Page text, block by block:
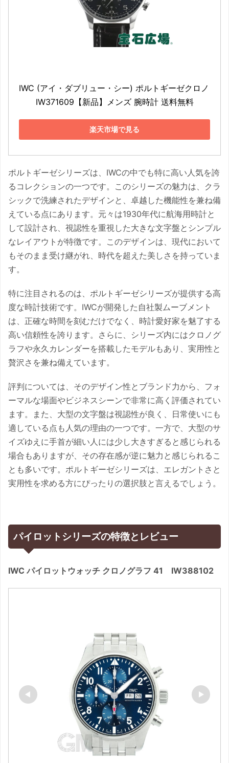
IWC (アイ・ダブリュー・シー) ポルトギーゼクロノ
IW371609【新品】メンズ 腕時計 送料無料
楽天市場で見る
ポルトギーゼシリーズは、IWCの中でも特に高い人気を誇
るコレクションの一つです。このシリーズの魅力は、クラ
シックで洗練されたデザインと、卓越した機能性を兼ね備
えている点にあります。元々は1930年代に航海用時計と
して設計され、視認性を重視した大きな文字盤とシンプル
なレイアウトが特徴です。このデザインは、現代において
もそのまま受け継がれ、時代を超えた美しさを持っていま
す。
特に注目されるのは、ポルトギーゼシリーズが提供する高
度な時計技術です。IWCが開発した自社製ムーブメント
は、正確な時間を刻むだけでなく、時計愛好家を魅了する
高い信頼性を誇ります。さらに、シリーズ内にはクロノグ
ラフや永久カレンダーを搭載したモデルもあり、実用性と
贅沢さを兼ね備えています。
評判については、そのデザイン性とブランド力から、フォ
ーマルな場面やビジネスシーンで非常に高く評価されてい
ます。また、大型の文字盤は視認性が良く、日常使いにも
適している点も人気の理由の一つです。一方で、大型のサ
イズゆえに手首が細い人には少し大きすぎると感じられる
場合もありますが、その存在感が逆に魅力と感じられるこ
とも多いです。ポルトギーゼシリーズは、エレガントさと
実用性を求める方にぴったりの選択肢と言えるでしょう。
パイロットシリーズの特徴とレビュー
IWC パイロットウォッチ クロノグラフ 41 IW388102